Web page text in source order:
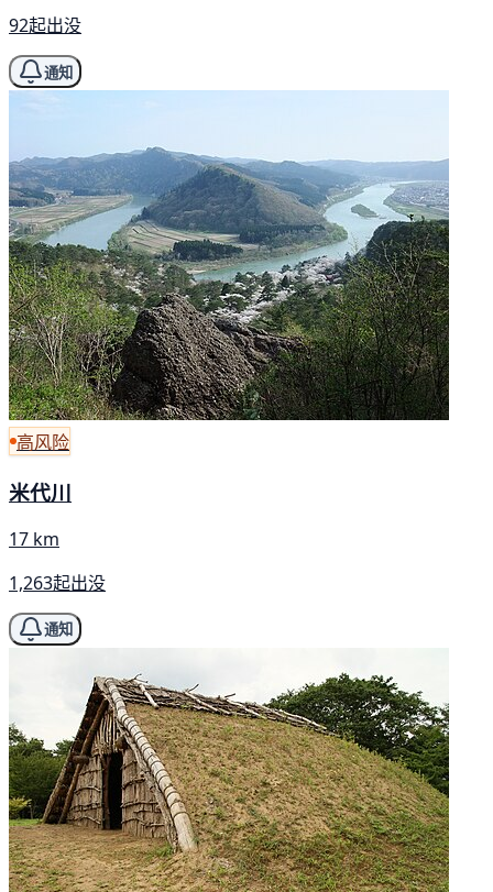
92起出没
通知
高风险
米代川
17 km
1,263起出没
通知